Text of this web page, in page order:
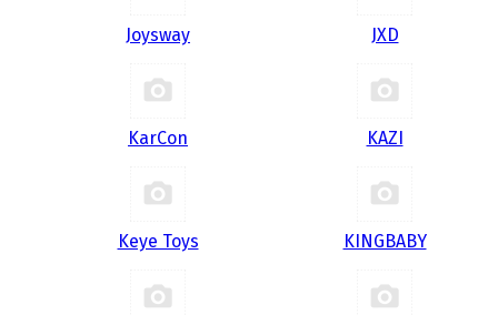
Joysway JXD
KarCon KAZI
Keye Toys KINGBABY